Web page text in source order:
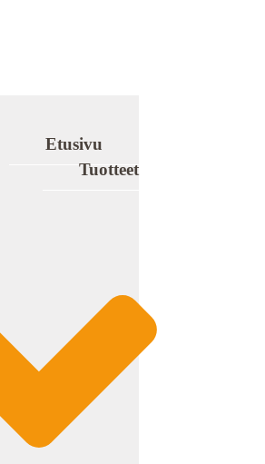
Etusivu
Tuotteet